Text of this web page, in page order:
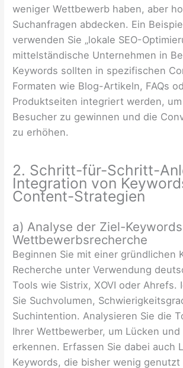
weniger Wettbewerb haben, aber
Suchanfragen abdecken. Ein
verwenden Sie „lokale SEO-
mittelständische Unternehmen in
Keywords sollten in spezifischen
Formaten wie Blog-Artikeln, FAQs
Produktseiten integriert werden,
Besucher zu gewinnen und die
zu erhöhen.
2. Schritt-für-Schritt-
Integration von
Content-Strategien
a) Analyse der Ziel-
Wettbewerbsrecherche
Beginnen Sie mit einer gründlichen
Recherche unter Verwendung
Tools wie Sistrix, XOVI oder Ahrefs.
Sie Suchvolumen,
Suchintention. Analysieren Sie die
Ihrer Wettbewerber, um Lücken und
erkennen. Erfassen Sie dabei auch
Keywords, die bisher wenig